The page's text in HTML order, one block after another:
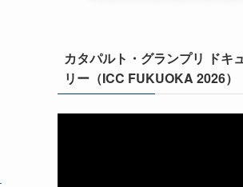
カタパルト・グランプリ ドキ
リー（ICC FUKUOKA 2026）